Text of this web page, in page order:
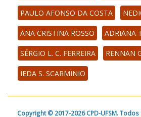
PAULO AFONSO DA COSTA
ANA CRISTINA ROSSO ADRIANA
SÉRGIO L. C. FERREIRA RENNAN
IEDA S. SCARMINIO
Copyright © 2017-2026 CPD-UFSM.